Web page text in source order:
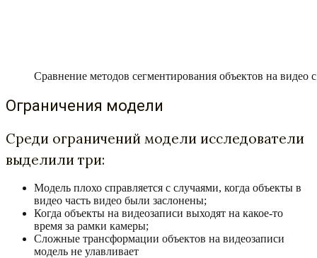
Сравнение методов сегментирования объектов на видео
Ограничения модели
Среди ограничений модели исследователи
выделили три:
Модель плохо справляется с случаями, когда объекты в
видео часть видео были заслонены;
Когда объекты на видеозаписи выходят на какое-то
время за рамки камеры;
Сложные трансформации объектов на видеозаписи
модель не улавливает